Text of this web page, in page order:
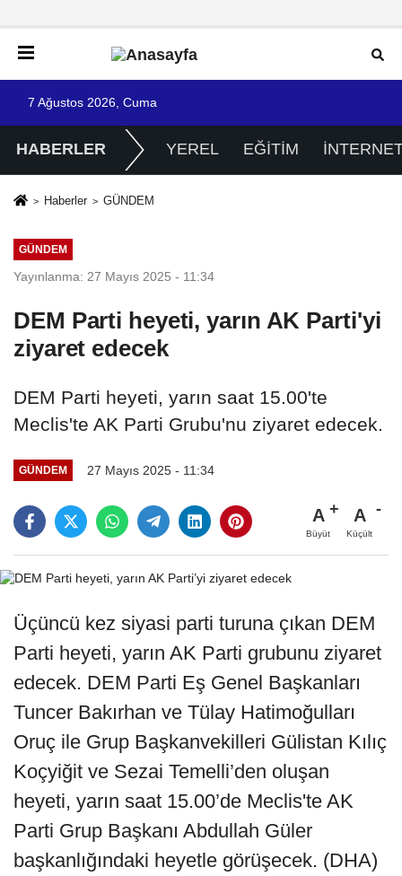
7 Ağustos 2026, Cuma
HABERLER YEREL EĞİTİM
Haberler GÜNDEM
GÜNDEM
Yayınlanma: 27 Mayıs 2025 - 11:34
DEM Parti heyeti, yarın AK Parti'yi
ziyaret edecek
DEM Parti heyeti, yarın saat 15.00'te
Meclis'te AK Parti Grubu'nu ziyaret edecek.
GÜNDEM 27 Mayıs 2025 - 11:34
A
Büyüt
A
Küçült
Üçüncü kez siyasi parti turuna çıkan DEM
Parti heyeti, yarın AK Parti grubunu ziyaret
edecek. DEM Parti Eş Genel Başkanları
Tuncer Bakırhan ve Tülay Hatimoğulları
Oruç ile Grup Başkanvekilleri Gülistan Kılıç
Koçyiğit ve Sezai Temelli’den oluşan
heyeti, yarın saat 15.00’de Meclis'te AK
Parti Grup Başkanı Abdullah Güler
başkanlığındaki heyetle görüşecek. (DHA)